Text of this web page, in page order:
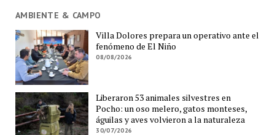
AMBIENTE & CAMPO
Villa Dolores prepara un operativo ante el
fenómeno de El Niño
08/08/2026
Liberaron 53 animales silvestres en
Pocho: un oso melero, gatos monteses,
águilas y aves volvieron a la naturaleza
30/07/2026